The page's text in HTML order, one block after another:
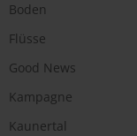
Boden
Flüsse
Good News
Kampagne
Kaunertal